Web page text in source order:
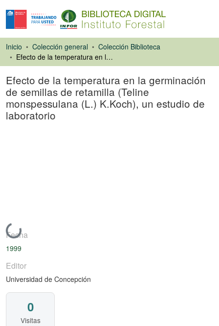
Inicio Colección general
Colección Biblioteca
Efecto de la temperatura en la germinación de semillas de retamilla (Teline monspessulana (L.) K.Koch), un estudio de laboratorio
Efecto de la temperatura en la germinación
de semillas de retamilla (Teline
monspessulana (L.) K.Koch), un estudio de
laboratorio
Cargando...
Fecha
1999
Editor
Universidad de Concepción
0
Visitas